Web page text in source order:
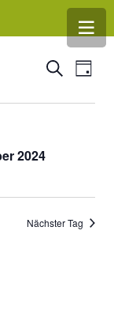
Suche
SucheTag
2024
Nächster Tag